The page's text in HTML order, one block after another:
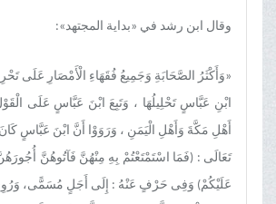
وقال ابن رشد في «بدایة المجتهد»:
«وَأَکْثَرُ الصَّحَابَةِ وَجَمِیعُ فُقَهَاءِ الْأَمْصَارِ عَلَى
ابْنِ عَبَّاسٍ تَحْلِیلُهَا ، وَتَبِعَ ابْنَ عَبَّاسٍ عَلَى
أَهْلِ مَکَّةَ وَأَهْلِ الْیَمَنِ ، وَرَوَوْا أَنَّ ابْنَ عَبَّاسٍ
تَعَالَى : (فَمَا اسْتَمْتَعْتُمْ بِهِ مِنْهُنَّ فَآتُوهُنَّ
عَلَیْکُمْ) وَفِی حَرْفٍ عَنْهُ : إِلَى أَجَلٍ مُسَمًّى، وَرُوِیَ